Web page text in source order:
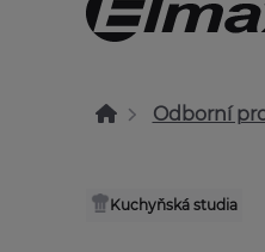
Odborní
Kuchyňská studia